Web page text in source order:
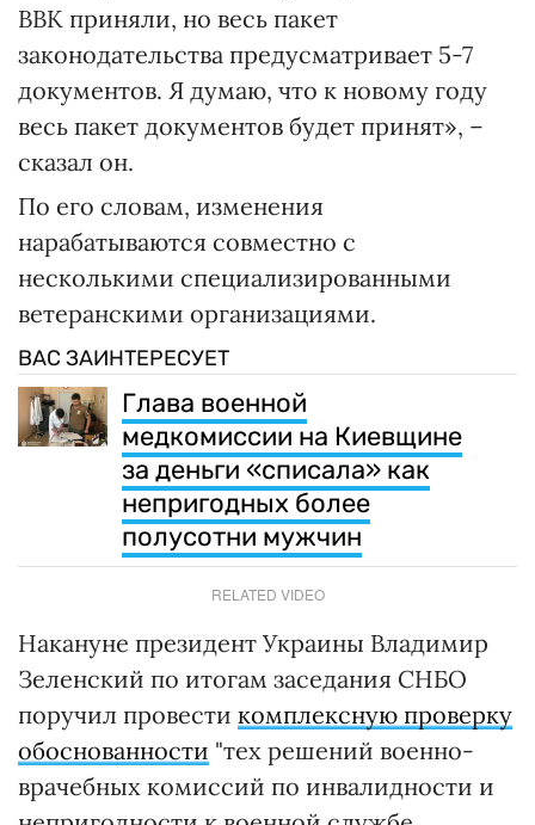
ВВК приняли, но весь пакет
законодательства предусматривает 5-7
документов. Я думаю, что к новому году
весь пакет документов будет принят», –
сказал он.
По его словам, изменения
нарабатываются совместно с
несколькими специализированными
ветеранскими организациями.
ВАС ЗАИНТЕРЕСУЕТ
Глава военной
медкомиссии на Киевщине
за деньги «списала» как
непригодных более
полусотни мужчин
RELATED VIDEO
Накануне президент Украины Владимир
Зеленский по итогам заседания СНБО
поручил провести комплексную проверку
обоснованности "тех решений военно-
врачебных комиссий по инвалидности и